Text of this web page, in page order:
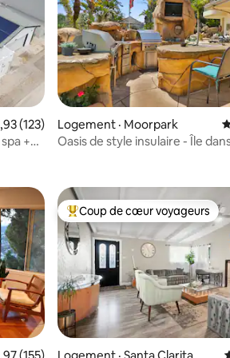
moyenne de 4,93 sur 5, 123
(123)
+
Logement · Moorpark
Oasis de style insulaire - Île
plus aimés Coup de cœur voyageurs
Coup de cœur voyageurs